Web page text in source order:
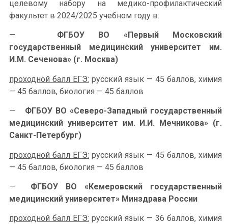
целевому набору на медико-профилактический
факультет в 2024/2025 учебном году в:
— ФГБОУ ВО «Первый Московский
государственный медицинский университет им.
И.М. Сеченова» (г. Москва)
проходной балл ЕГЭ: русский язык — 45 баллов, химия
— 45 баллов, биология — 45 баллов
— ФГБОУ ВО «Северо-Западный государственный
медицинский университет им. И.И. Мечникова» (г.
Санкт-Петербург)
проходной балл ЕГЭ: русский язык — 45 баллов, химия
— 45 баллов, биология — 45 баллов
— ФГБОУ ВО «Кемеровский государственный
медицинский университет» Минздрава России
проходной балл ЕГЭ: русский язык — 36 баллов, химия